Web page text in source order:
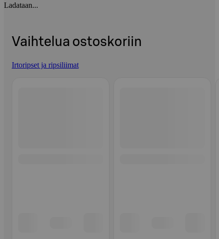
Ladataan...
Vaihtelua ostoskoriin
Irtoripset ja ripsiliimat